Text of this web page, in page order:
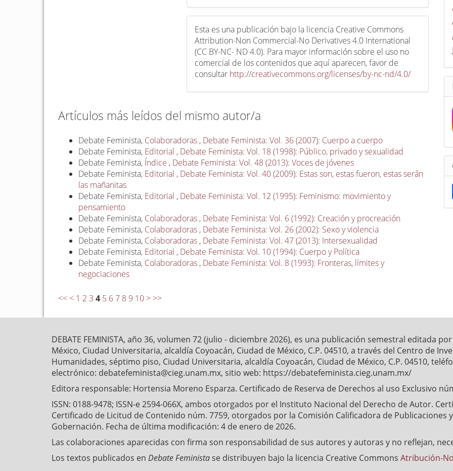
Esta es una publicación bajo la licencia Creative Commons
Attribution-Non Commercial-No Derivatives 4.0 International
(CC BY-NC- ND 4.0). Para mayor información sobre el uso no
comercial de los contenidos que aquí aparecen, favor de
consultar http://creativecommons.org/licenses/by-nc-nd/4.0/
Artículos más leídos del mismo autor/a
Debate Feminista, Colaboradoras , Debate Feminista: Vol. 36 (2007): Cuerpo a cuerpo
Debate Feminista, Editorial , Debate Feminista: Vol. 18 (1998): Público, privado y sexualidad
Debate Feminista, Índice , Debate Feminista: Vol. 48 (2013): Voces de jóvenes
Debate Feminista, Editorial , Debate Feminista: Vol. 40 (2009): Estas son, estas fueron, estas serán
las mañanitas
Debate Feminista, Editorial , Debate Feminista: Vol. 12 (1995): Feminismo: movimiento y
pensamiento
Debate Feminista, Colaboradoras , Debate Feminista: Vol. 6 (1992): Creación y procreación
Debate Feminista, Colaboradoras , Debate Feminista: Vol. 26 (2002): Sexo y violencia
Debate Feminista, Colaboradoras , Debate Feminista: Vol. 47 (2013): Intersexualidad
Debate Feminista, Editorial , Debate Feminista: Vol. 10 (1994): Cuerpo y Política
Debate Feminista, Colaboradoras , Debate Feminista: Vol. 8 (1993): Fronteras, límites y
negociaciones
<< < 1 2 3 4 5 6 7 8 9 10 > >>
t
i
DEBATE FEMINISTA, año 36, volumen 72 (julio - diciembre 2026), es una publicación semestral editada
México, Ciudad Universitaria, alcaldía Coyoacán, Ciudad de México, C.P. 04510, a través del Centro de
Humanidades, séptimo piso, Ciudad Universitaria, alcaldía Coyoacán, Ciudad de México, C.P. 04510,
electrónico: debatefeminista@cieg.unam.mx, sitio web: https://debatefeminista.cieg.unam.mx/
Editora responsable: Hortensia Moreno Esparza. Certificado de Reserva de Derechos al uso Exclusivo
ISSN: 0188-9478; ISSN-e 2594-066X, ambos otorgados por el Instituto Nacional del Derecho de Autor.
Certificado de Licitud de Contenido núm. 7759, otorgados por la Comisión Calificadora de Publicaciones
Gobernación. Fecha de última modificación: 4 de enero de 2026.
Las colaboraciones aparecidas con firma son responsabilidad de sus autores y autoras y no reflejan,
Los textos publicados en Debate Feministase distribuyen bajo la licencia Creative Commons Atribución-